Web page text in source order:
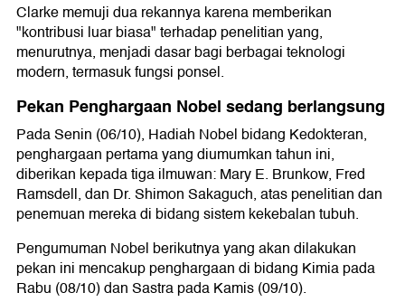
Clarke memuji dua rekannya karena memberikan
"kontribusi luar biasa" terhadap penelitian yang,
menurutnya, menjadi dasar bagi berbagai teknologi
modern, termasuk fungsi ponsel.
Pekan Penghargaan Nobel sedang berlangsung
Pada Senin (06/10), Hadiah Nobel bidang Kedokteran,
penghargaan pertama yang diumumkan tahun ini,
diberikan kepada tiga ilmuwan: Mary E. Brunkow, Fred
Ramsdell, dan Dr. Shimon Sakaguch, atas penelitian dan
penemuan mereka di bidang sistem kekebalan tubuh.
Pengumuman Nobel berikutnya yang akan dilakukan
pekan ini mencakup penghargaan di bidang Kimia pada
Rabu (08/10) dan Sastra pada Kamis (09/10).